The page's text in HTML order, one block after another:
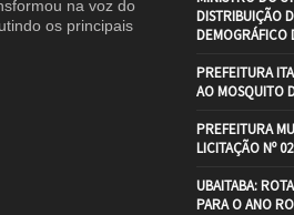
na voz do
os principais
DISTRIBUIÇÃO
DEMOGRÁFICO
PREFEITURA
AO MOSQUITO
PREFEITURA
LICITAÇÃO Nº
UBAITABA:
PARA O ANO